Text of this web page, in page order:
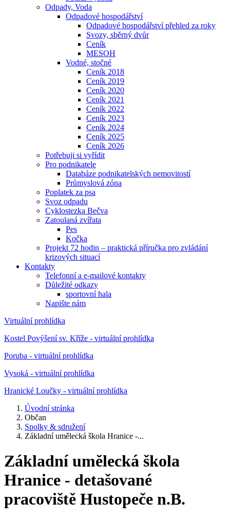
Odpady, Voda
Odpadové hospodářství
Odpadové hospodářství přehled za roky
Svozy, sběrný dvůr
Ceník
MESOH
Vodné, stočné
Ceník 2018
Ceník 2019
Ceník 2020
Ceník 2021
Ceník 2022
Ceník 2023
Ceník 2024
Ceník 2025
Ceník 2026
Potřebuji si vyřídit
Pro podnikatele
Databáze podnikatelských nemovitostí
Průmyslová zóna
Poplatek za psa
Svoz odpadu
Cyklostezka Bečva
Zatoulaná zvířata
Pes
Kočka
Projekt 72 hodin – praktická příručka pro zvládání
krizových situací
Kontakty
Telefonní a e-mailové kontakty
Důležité odkazy
sportovní hala
Napište nám
Virtuální prohlídka
Kostel Povýšení sv. Kříže - virtuální prohlídka
Poruba - virtuální prohlídka
Vysoká - virtuální prohlídka
Hranické Loučky - virtuální prohlídka
Úvodní stránka
Občan
Spolky & sdružení
Základní umělecká škola Hranice -...
Základní umělecká škola
Hranice - detašované
pracoviště Hustopeče n.B.